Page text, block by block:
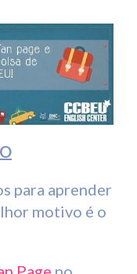
para aprender
motivo é o